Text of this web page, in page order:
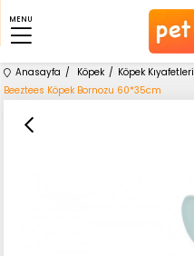
MENU
Anasayfa Köpek Köpek Kıyafetleri
Beeztees Köpek Bornozu 60*35cm